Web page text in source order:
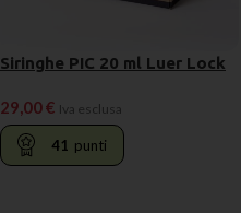
Siringhe PIC 20 ml Luer Lock
29,00€ Iva esclusa
41 punti